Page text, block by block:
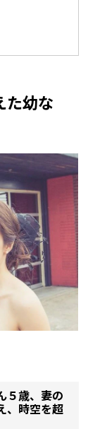
た幼な
歳、妻の
、時空を超